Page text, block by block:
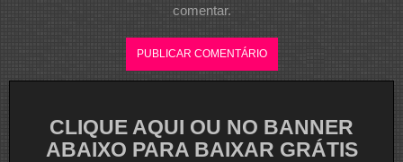
comentar.
CLIQUE AQUI OU NO BANNER
ABAIXO PARA BAIXAR GRÁTIS